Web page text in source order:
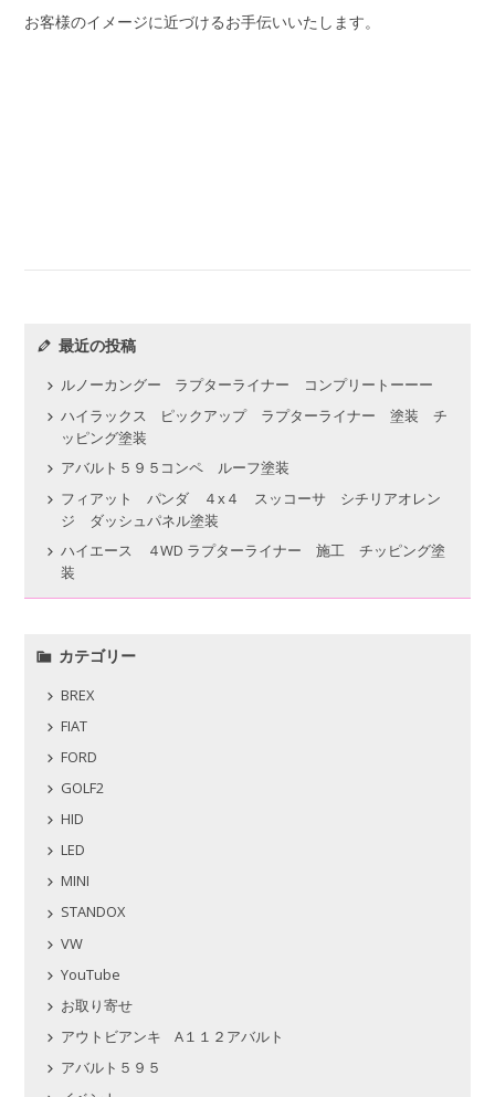
お客様のイメージに近づけるお手伝いいたします。
最近の投稿
ルノーカングー ラプターライナー コンプリートーーー
ハイラックス ピックアップ ラプターライナー 塗装 チ
ッピング塗装
アバルト５９５コンペ ルーフ塗装
フィアット パンダ ４x４ スッコーサ シチリアオレン
ジ ダッシュパネル塗装
ハイエース ４WD ラプターライナー 施工 チッピング塗
装
カテゴリー
BREX
FIAT
FORD
GOLF2
HID
LED
MINI
STANDOX
VW
YouTube
お取り寄せ
アウトビアンキ A１１２アバルト
アバルト５９５